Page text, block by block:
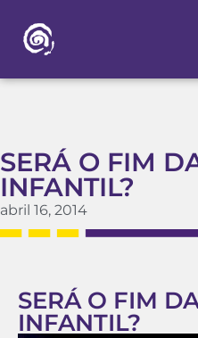
SERÁ O FIM
INFANTIL?
abril 16, 2014
SERÁ O FIM
INFANTIL?